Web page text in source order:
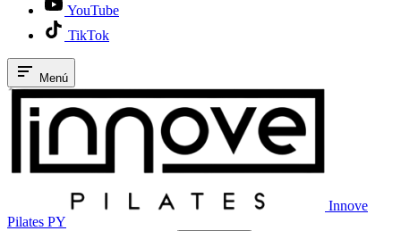
YouTube
TikTok
Menú
Innove
Pilates PY